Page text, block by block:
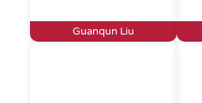
Guanqun Liu